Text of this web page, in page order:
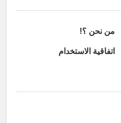
من نحن ؟!
اتفاقية الاستخدام